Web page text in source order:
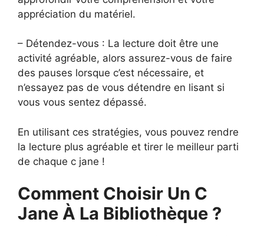
appréciation du matériel.
– Détendez-vous : La lecture doit être une
activité agréable, alors assurez-vous de faire
des pauses lorsque c’est nécessaire, et
n’essayez pas de vous détendre en lisant si
vous vous sentez dépassé.
En utilisant ces stratégies, vous pouvez rendre
la lecture plus agréable et tirer le meilleur parti
de chaque c jane !
Comment Choisir Un C
Jane À La Bibliothèque ?